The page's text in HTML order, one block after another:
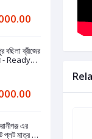
বছিলা ব্রীজের
- Ready
এর
প্লট মাত্র ১০